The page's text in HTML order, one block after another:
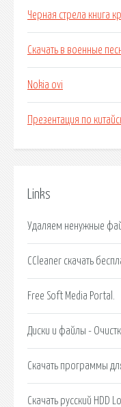
Черная стрела книга
Скачать в военные
Nokia ovi
Презентация по
Links
Удаляем ненужные
CCleaner скачать
Free Soft Media Portal.
Диски и файлы -
Скачать программы
Скачать русский HDD